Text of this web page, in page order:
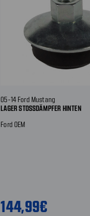
05-14 Ford Mustang
LAGER STOSSDÄMPFER HINTEN
Ford OEM
144,99€